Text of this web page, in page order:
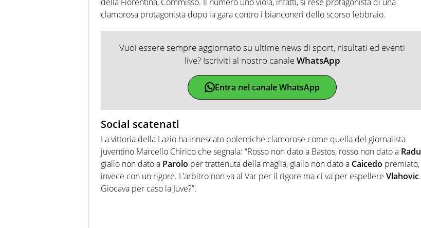
clamorosa protagonista dopo la gara contro i bianconeri dello scorso febbraio.
Vuoi essere sempre aggiornato su ultime news di sport, risultati ed eventi
live? Iscriviti al nostro canaleWhatsApp
Entra nel canale WhatsApp
Social scatenati
La vittoria della Lazio ha innescato polemiche clamorose come quella del giornalista
juventino Marcello Chirico che segnala: “Rosso non dato a Bastos, rosso non dato a Radu
giallo non dato a Parolo per trattenuta della maglia, giallo non dato a Caicedo premiato,
invece con un rigore. L’arbitro non va al Var per il rigore ma ci va per espellere Vlahovic.
Giocava per caso la Juve?”.